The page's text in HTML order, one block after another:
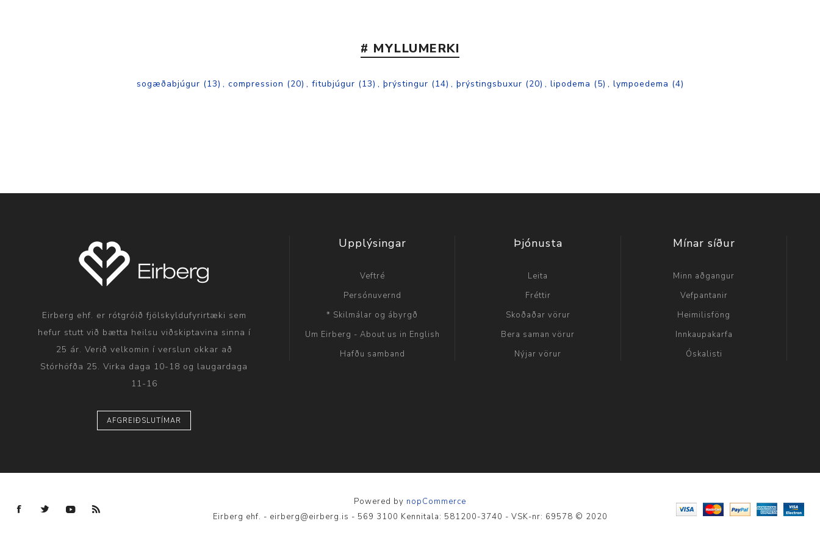
# MYLLUMERKI
sogæðabjúgur (13) , compression (20) , fitubjúgur (13) , þrýstingur (14) , þrýstingsbuxur (20) , lipodema (5) , lympoedema (4)
Eirberg ehf. er rótgróið fjölskyldufyrirtæki sem
hefur stutt við bætta heilsu viðskiptavina sinna í
25 ár. Verið velkomin í verslun okkar að
Stórhöfða 25. Virka daga 10-18 og laugardaga
11-16
AFGREIÐSLUTÍMAR
Upplýsingar
Veftré
Persónuvernd
* Skilmálar og ábyrgð
Um Eirberg - About us in English
Hafðu samband
Þjónusta
Leita
Fréttir
Skoðaðar vörur
Bera saman vörur
Nýjar vörur
Mínar síður
Minn aðgangur
Vefpantanir
Heimilisföng
Innkaupakarfa
Óskalisti
Powered by nopCommerce
Eirberg ehf. - eirberg@eirberg.is - 569 3100 Kennitala: 581200-3740 - VSK-nr: 69578 © 2020